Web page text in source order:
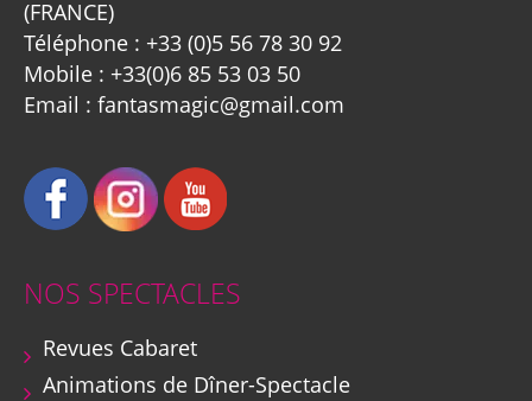
(FRANCE)
Téléphone : +33 (0)5 56 78 30 92
Mobile : +33(0)6 85 53 03 50
Email : fantasmagic@gmail.com
NOS SPECTACLES
Revues Cabaret
Animations de Dîner-Spectacle